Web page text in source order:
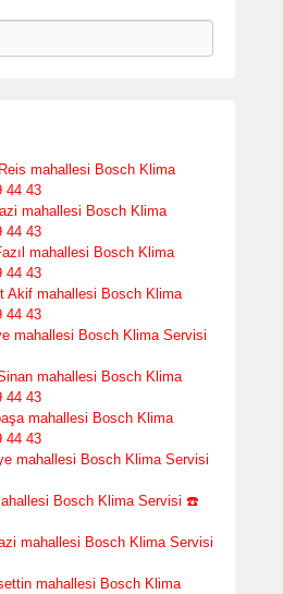
mahallesi Bosch Klima
44 43
mahallesi Bosch Klima
44 43
mahallesi Bosch Klima
44 43
Akif mahallesi Bosch Klima
44 43
mahallesi Bosch Klima Servisi
mahallesi Bosch Klima
44 43
mahallesi Bosch Klima
44 43
mahallesi Bosch Klima Servisi
Bosch Klima Servisi ☎️
mahallesi Bosch Klima Servisi
mahallesi Bosch Klima